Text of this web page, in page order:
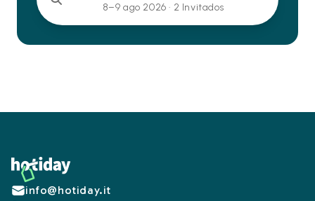
8–9 ago 2026 · 2 Invitados
Footer
info@hotiday.it